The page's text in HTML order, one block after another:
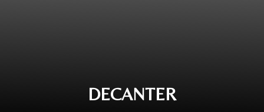
DECANTER